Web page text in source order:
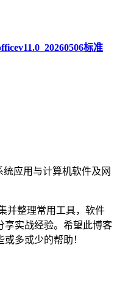
标准
应用与计算机软件及网
并整理常用工具，软件
享实战经验。希望此博客
多或少的帮助！